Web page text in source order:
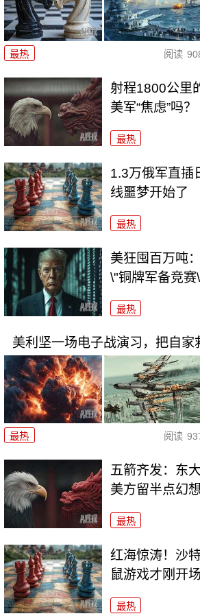
最热 阅读
射程1800公里
美军“焦虑”吗？
最热
1.3万俄军直插
线噩梦开始了
最热
美狂囤百万吨
\"铜牌军备竞赛
最热
美利坚一场电子战演习，把自家
最热 阅读
五箭齐发：东
美方留半点幻想
最热
红海惊涛！沙
鼠游戏才刚开场
最热